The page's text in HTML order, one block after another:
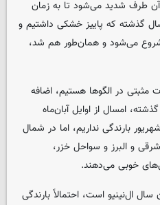
آن طرف شدید می‌شود تا به زمان
گذشته که پاییز خشکی داشتیم و
شروع می‌شود و همان‌طور هم شد،
مثبتی در الگوها هستیم، اضافه
امسال از اوایل آبان‌ماه
بارندگی نداریم، اما در شمال
و البرز و سواحل خزر،
خوبی می‌دهند.
ال‌نینیو است، احتمالاً بارندگی